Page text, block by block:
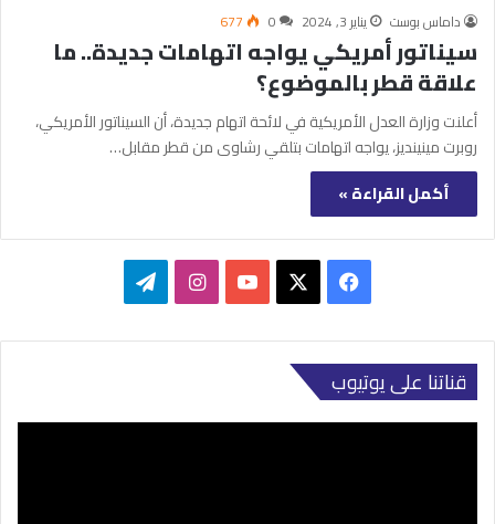
داماس بوست يناير 3, 2024 0
677
سيناتور أمريكي يواجه اتهامات جديدة.. ما
علاقة قطر بالموضوع؟
أعلنت وزارة العدل الأمريكية في لائحة اتهام جديدة، أن السيناتور الأمريكي،
روبرت مينينديز، يواجه اتهامات بتلقي رشاوى من قطر مقابل…
أكمل القراءة »
فيسبوك ‫YouTubeانستقرامتيلقرام
قناتنا على يوتيوب